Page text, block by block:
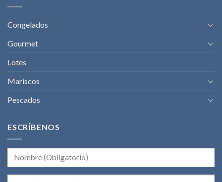
Congelados
Gourmet
Lotes
Mariscos
Pescados
ESCRÍBENOS